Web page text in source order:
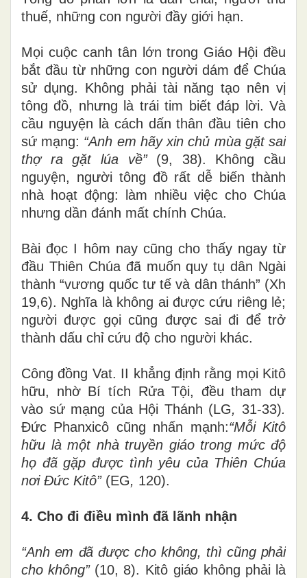
thuế, những con người đầy giới hạn.
Mọi cuộc canh tân lớn trong Giáo Hội đều
bắt đầu từ những con người dám để Chúa
sử dụng. Không phải tài năng tạo nên vị
tông đồ, nhưng là trái tim biết đáp lời. Và
cầu nguyện là cách dấn thân đầu tiên cho
sứ mạng: “Anh em hãy xin chủ mùa gặt sai
thợ ra gặt lúa về”(9, 38). Không cầu
nguyện, người tông đồ rất dễ biến thành
nhà hoạt động: làm nhiều việc cho Chúa
nhưng dần đánh mất chính Chúa.
Bài đọc I hôm nay cũng cho thấy ngay từ
đầu Thiên Chúa đã muốn quy tụ dân Ngài
thành “vương quốc tư tế và dân thánh” (Xh
19,6). Nghĩa là không ai được cứu riêng lẻ;
người được gọi cũng được sai đi để trở
thành dấu chỉ cứu độ cho người khác.
Công đồng Vat. II khẳng định rằng mọi Kitô
hữu, nhờ Bí tích Rửa Tội, đều tham dự
vào sứ mạng của Hội Thánh (LG, 31-33).
Đức Phanxicô cũng nhấn mạnh:“Mỗi Kitô
hữu là một nhà truyền giáo trong mức độ
họ đã gặp được tình yêu của Thiên Chúa
nơi Đức Kitô” (EG, 120).
4. Cho đi điều mình đã lãnh nhận
“Anh em đã được cho không, thì cũng phải
cho không”(10, 8). Kitô giáo không phải là